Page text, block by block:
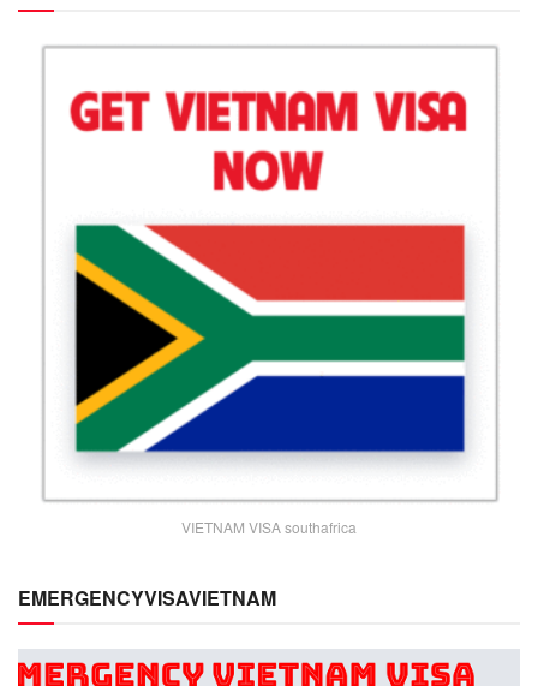
VIETNAM VISA southafrica
EMERGENCYVISAVIETNAM